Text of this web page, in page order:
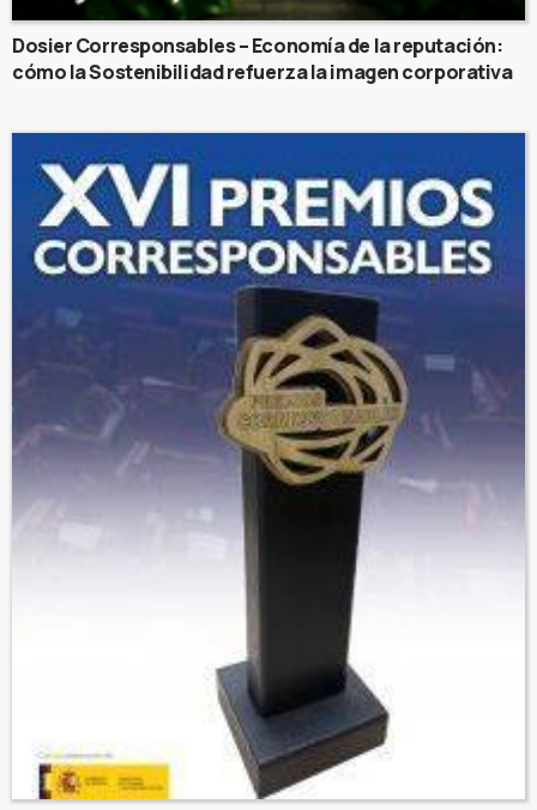
Dosier Corresponsables – Economía de la reputación:
cómo la Sostenibilidad refuerza la imagen corporativa